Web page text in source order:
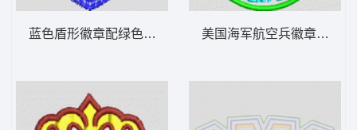
蓝色盾形徽章配绿色圆环 章仔 美国海军航空兵徽章 章仔鹰